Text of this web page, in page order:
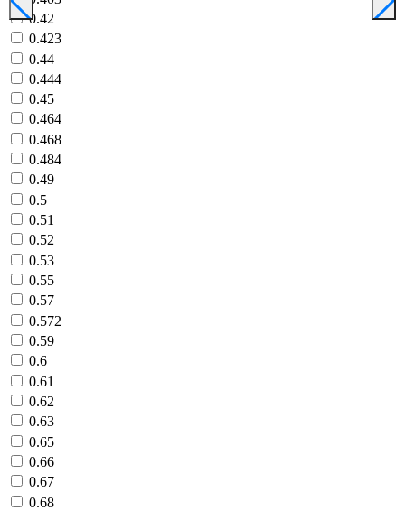
0.42
0.423
0.44
0.444
0.45
0.464
0.468
0.484
0.49
0.5
0.51
0.52
0.53
0.55
0.57
0.572
0.59
0.6
0.61
0.62
0.63
0.65
0.66
0.67
0.68